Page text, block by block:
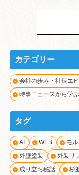
カテゴリー
会社の歩み・社長エ
時事ニュースから学ぶ
タグ
AI WEB モ
外壁塗装
外装リ
成り立ち秘話
杉